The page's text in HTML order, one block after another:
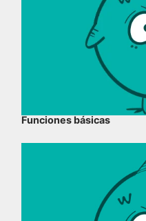
Funciones básicas